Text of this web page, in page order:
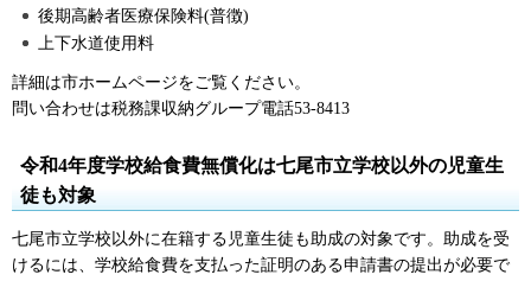
後期高齢者医療保険料(普徴)
上下水道使用料
詳細は市ホームページをご覧ください。
問い合わせは税務課収納グループ電話53-8413
令和4年度学校給食費無償化は七尾市立学校以外の児童生
徒も対象
七尾市立学校以外に在籍する児童生徒も助成の対象です。助成を受
けるには、学校給食費を支払った証明のある申請書の提出が必要で